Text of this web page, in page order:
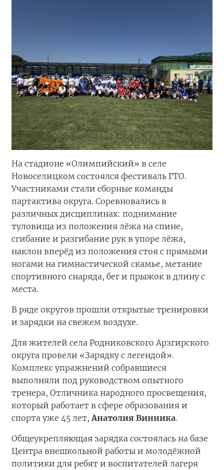
На стадионе «Олимпийский» в селе
Новоселицком состоялся фестиваль ГТО.
Участниками стали сборные команды
партактива округа. Соревновались в
различных дисциплинах: поднимание
туловища из положения лёжа на спине,
сгибание и разгибание рук в упоре лёжа,
наклон вперёд из положения стоя с прямыми
ногами на гимнастической скамье, метание
спортивного снаряда, бег и прыжок в длину с
места.
В ряде округов прошли открытые тренировки
и зарядки на свежем воздухе.
Для жителей села Родниковского Арзгирского
округа провели «Зарядку с легендой».
Комплекс упражнений собравшиеся
выполняли под руководством опытного
тренера, Отличника народного просвещения,
который работает в сфере образования и
спорта уже 45 лет, Анатолия Винника.
Общеукрепляющая зарядка состоялась на базе
Центра внешкольной работы и молодёжной
политики для ребят и воспитателей лагеря